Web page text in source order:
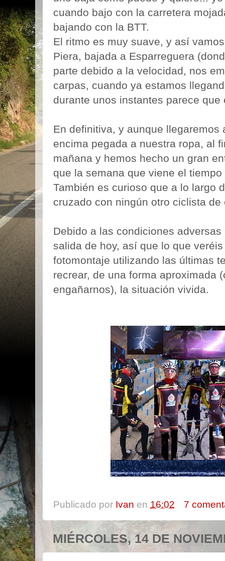
cuando bajo con la carretera
bajando con la BTT.
El ritmo es muy suave, y así
Piera, bajada a Esparreguera
parte debido a la velocidad, nos
carpas, cuando ya estamos
durante unos instantes parece
En definitiva, y aunque
encima pegada a nuestra ropa, al
mañana y hemos hecho un gran
que la semana que viene el
También es curioso que a lo largo
cruzado con ningún otro ciclista de
Debido a las condiciones
salida de hoy, así que lo que
fotomontaje utilizando las últimas
recrear, de una forma aproximada
engañarnos), la situación vivida.
Publicado por Ivan en 16:02 7
MIÉRCOLES, 14 DE